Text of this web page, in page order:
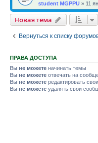
student MGPPU » 11
Новая тема
Вернуться к списку
ПРАВА ДОСТУПА
Вы не можете начинать темы
Вы не можете отвечать на
Вы не можете редактировать
Вы не можете удалять свои